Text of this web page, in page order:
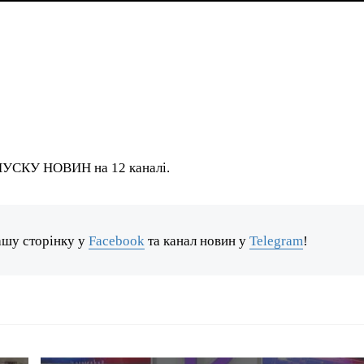
НОВИН на 12 каналі.
сторінку уFacebook та канал новин уTelegram!